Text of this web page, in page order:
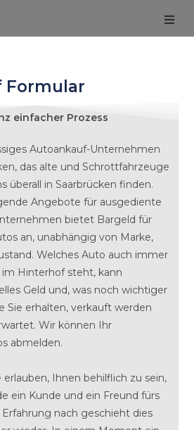
Formular
einfacher Prozess
Autoankauf-Unternehmen
das alte und Schrottfahrzeuge
überall in Saarbrücken finden.
Angebote für ausgediente
bietet Bargeld für
an, unabhängig von Marke,
Welches Auto auch immer
im Hinterhof steht, kann
Geld und, was noch wichtiger
Sie erhalten, verkauft werden
Wir können Ihr
abmelden.
Ihnen behilflich zu sein,
ein Kunde und ein Freund fürs
Erfahrung nach geschieht dies